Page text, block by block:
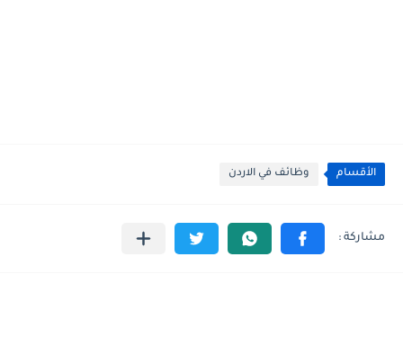
الأقسام وظائف في الاردن